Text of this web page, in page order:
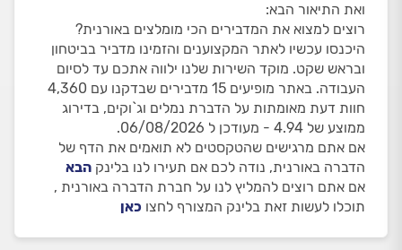
ואת התיאור הבא:
רוצים למצוא את המדבירים הכי מומלצים באורנית?
היכנסו עכשיו לאתר המקצוענים והזמינו מדביר בביטחון
ובראש שקט. מוקד השירות שלנו ילווה אתכם עד לסיום
העבודה. באתר מופיעים 15 מדבירים שבדקנו עם 4,360
חוות דעת מאומתות על הדברת נמלים וג`וקים, בדירוג
ממוצע של 4.94 - מעודכן ל 06/08/2026.
אם אתם מרגישים שהטקסטים לא תואמים את הדף של
הדברה באורנית, נודה לכם אם תעירו לנו בלינק הבא
אם אתם רוצים להמליץ לנו על חברת הדברה באורנית ,
תוכלו לעשות זאת בלינק המצורף לחצו כאן